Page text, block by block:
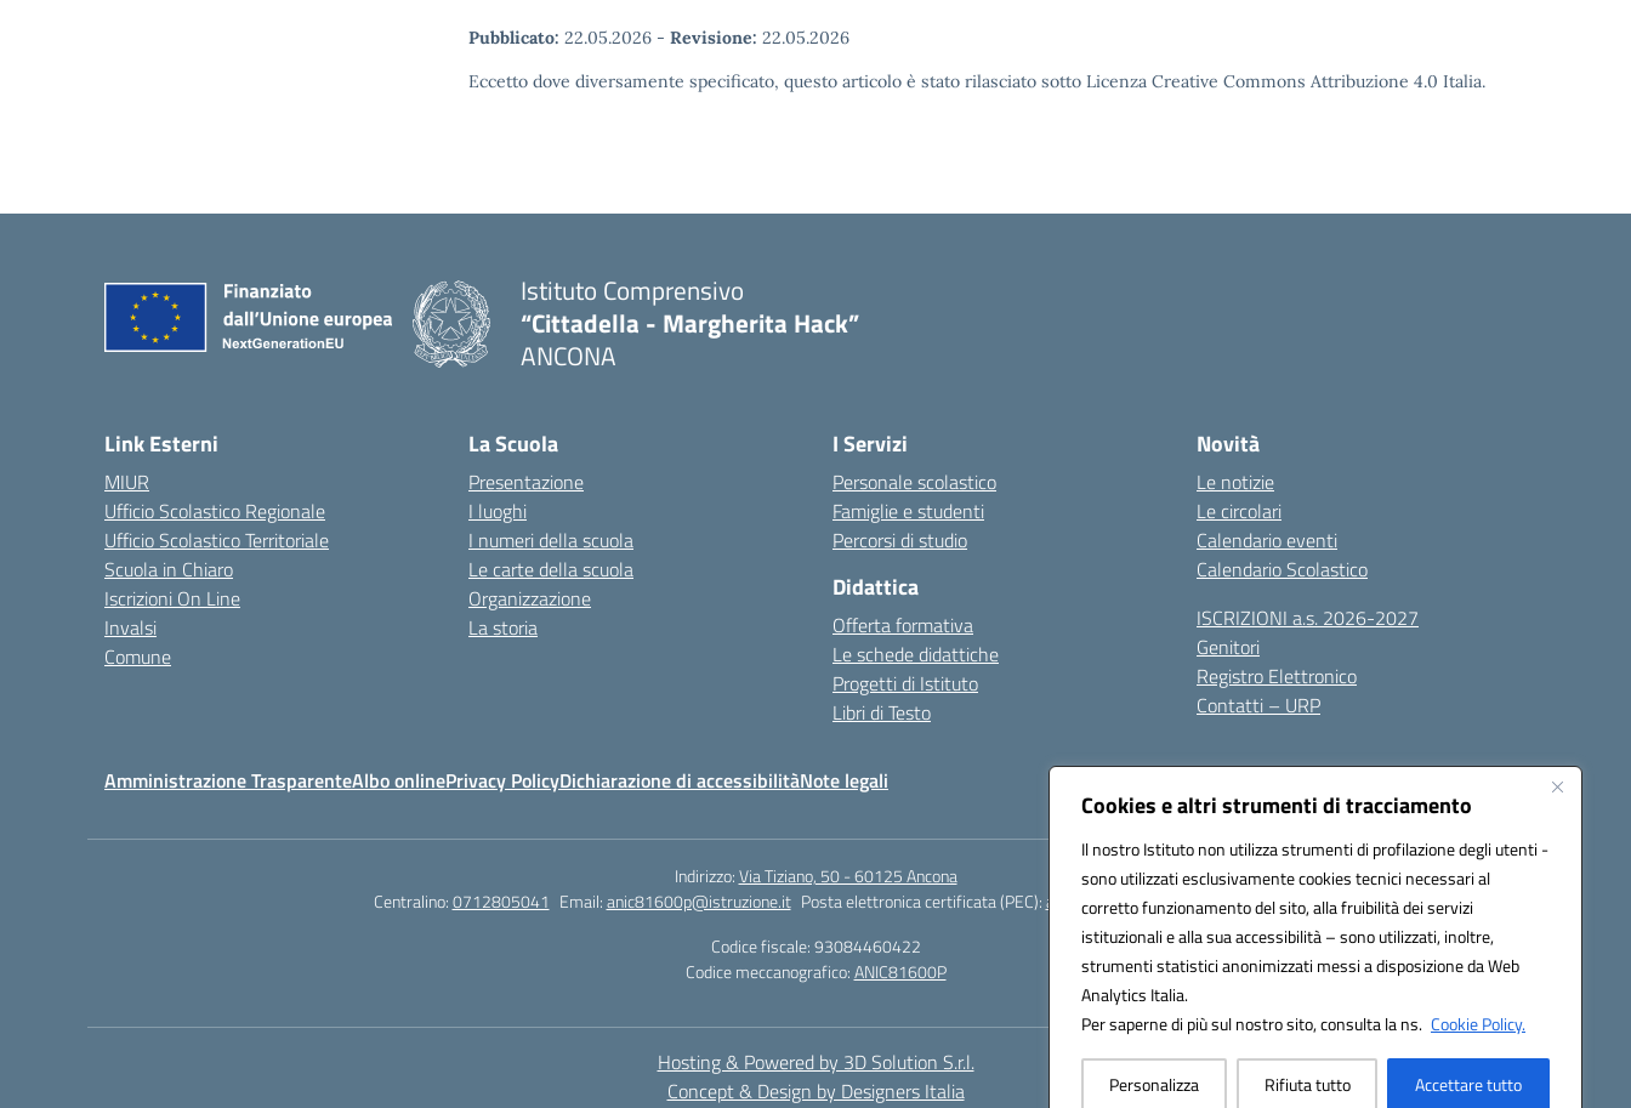
Cookies e altri strumenti di tracciamento
Il nostro Istituto non utilizza strumenti di profilazione degli utenti -
sono utilizzati esclusivamente cookies tecnici necessari al
corretto funzionamento del sito, alla fruibilità dei servizi
istituzionali e alla sua accessibilità – sono utilizzati, inoltre,
strumenti statistici anonimizzati messi a disposizione da Web
Analytics Italia.
Per saperne di più sul nostro sito, consulta la ns. Cookie Policy.
Personalizza Rifiuta tutto Accettare tutto
Pubblicato: 22.05.2026 - Revisione: 22.05.2026
Eccetto dove diversamente specificato, questo articolo è stato rilasciato sotto Licenza Creative Commons Attribuzione 4.0 Italia.
Istituto Comprensivo
“Cittadella - Margherita Hack”
ANCONA
Link Esterni
MIUR
Ufficio Scolastico Regionale
Ufficio Scolastico Territoriale
Scuola in Chiaro
Iscrizioni On Line
Invalsi
Comune
La Scuola
Presentazione
I luoghi
I numeri della scuola
Le carte della scuola
Organizzazione
La storia
I Servizi
Personale scolastico
Famiglie e studenti
Percorsi di studio
Didattica
Offerta formativa
Le schede didattiche
Progetti di Istituto
Libri di Testo
Novità
Le notizie
Le circolari
Calendario eventi
Calendario Scolastico
ISCRIZIONI a.s. 2026-2027
Genitori
Registro Elettronico
Contatti – URP
Amministrazione TrasparenteAlbo onlinePrivacy PolicyDichiarazione di accessibilitàNote legali
Indirizzo:Via Tiziano, 50 - 60125 Ancona
Centralino:0712805041 Email:anic81600p@istruzione.it Posta elettronica certificata (PEC):anic81600p@pec.istruzione.it
Codice fiscale: 93084460422
Codice meccanografico:ANIC81600P
Hosting & Powered by 3D Solution S.r.l.
Concept & Design by Designers Italia